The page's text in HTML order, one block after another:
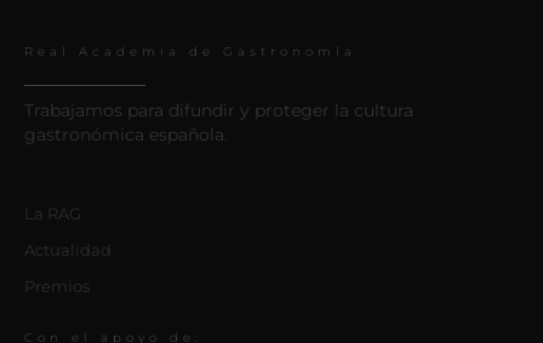
Real Academia de Gastronomía
Trabajamos para difundir y proteger la cultura
gastronómica española.
La RAG
Actualidad
Premios
Con el apoyo de: